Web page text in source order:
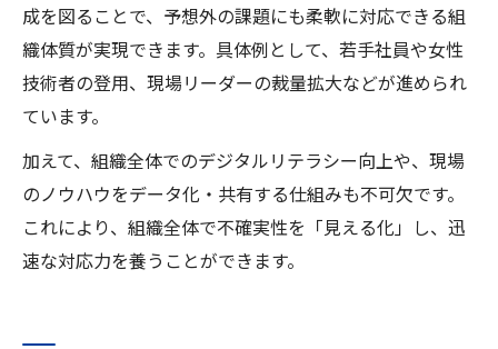
成を図ることで、予想外の課題にも柔軟に対応できる組
織体質が実現できます。具体例として、若手社員や女性
技術者の登用、現場リーダーの裁量拡大などが進められ
ています。
加えて、組織全体でのデジタルリテラシー向上や、現場
のノウハウをデータ化・共有する仕組みも不可欠です。
これにより、組織全体で不確実性を「見える化」し、迅
速な対応力を養うことができます。